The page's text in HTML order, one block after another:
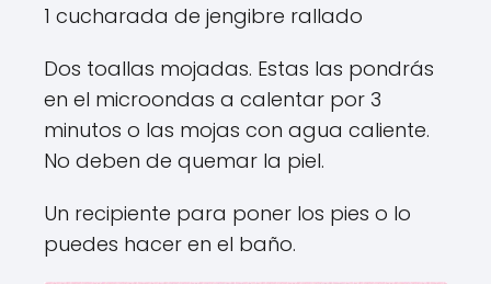
1 cucharada de jengibre rallado
Dos toallas mojadas. Estas las pondrás
en el microondas a calentar por 3
minutos o las mojas con agua caliente.
No deben de quemar la piel.
Un recipiente para poner los pies o lo
puedes hacer en el baño.